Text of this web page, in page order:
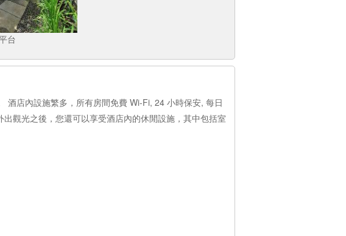
台
酒店內設施繁多，所有房間免費 Wi-Fi, 24 小時保安, 每日
觀光之後，您還可以享受酒店內的休閒設施，其中包括室